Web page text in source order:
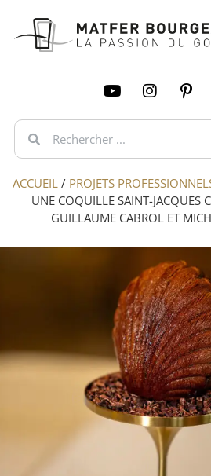
ACCUEIL / PROJETS
UNE COQUILLE SAINT-JACQUES
GUILLAUME CABROL ET